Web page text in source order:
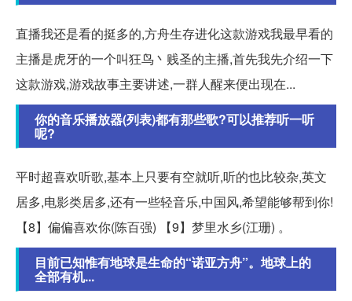
直播我还是看的挺多的,方舟生存进化这款游戏我最早看的
主播是虎牙的一个叫狂鸟丶贱圣的主播,首先我先介绍一下
这款游戏,游戏故事主要讲述,一群人醒来便出现在...
你的音乐播放器(列表)都有那些歌?可以推荐听一听
呢?
平时超喜欢听歌,基本上只要有空就听,听的也比较杂,英文
居多,电影类居多,还有一些轻音乐,中国风,希望能够帮到你!
【8】偏偏喜欢你(陈百强) 【9】梦里水乡(江珊) 。
目前已知惟有地球是生命的“诺亚方舟”。地球上的
全部有机...